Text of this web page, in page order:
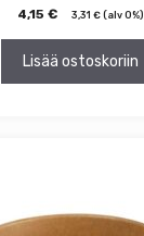
4,15 € 3,31 €(alv 0%)
Lisää ostoskoriin